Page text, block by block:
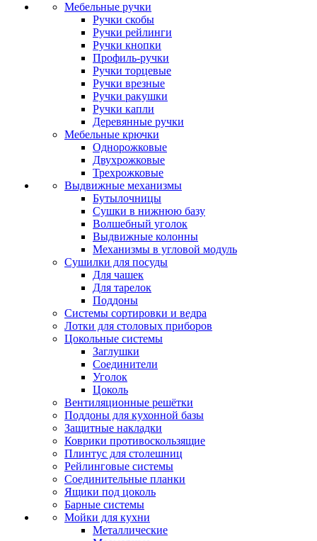
Мебельные ручки
Ручки скобы
Ручки рейлинги
Ручки кнопки
Профиль-ручки
Ручки торцевые
Ручки врезные
Ручки ракушки
Ручки капли
Деревянные ручки
Мебельные крючки
Однорожковые
Двухрожковые
Трехрожковые
Выдвижные механизмы
Бутылочницы
Сушки в нижнюю базу
Волшебный уголок
Выдвижные колонны
Механизмы в угловой модуль
Сушилки для посуды
Для чашек
Для тарелок
Поддоны
Системы сортировки и ведра
Лотки для столовых приборов
Цокольные системы
Заглушки
Соединители
Уголок
Цоколь
Вентиляционные решётки
Поддоны для кухонной базы
Защитные накладки
Коврики противоскользящие
Плинтус для столешниц
Рейлинговые системы
Соединительные планки
Ящики под цоколь
Барные системы
Мойки для кухни
Металлические